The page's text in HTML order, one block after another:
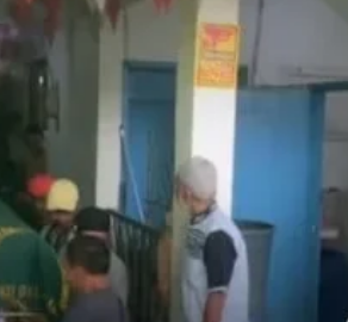
NEWS TNG– Pernah gak sih
mulai ngerjain sesuatu cuma
iseng-iseng, eh ternyata malah
jadi peluang bisnis yang
menguntungkan? ...
Dari Iseng Jadi Cuan: Kisah
TUM_ATUL yang Ubah
Hampers Jadi Bisnis Kece